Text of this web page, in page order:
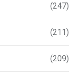
(247)
(211)
(209)